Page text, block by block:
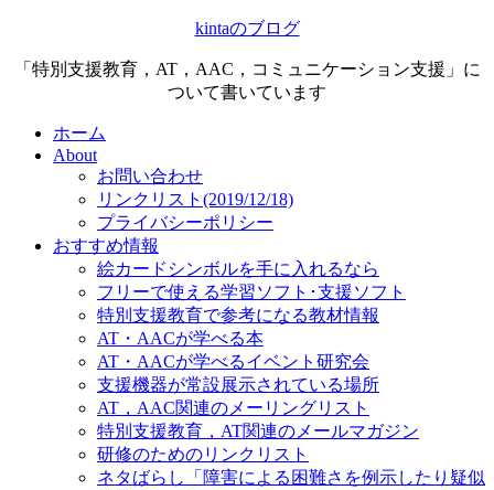
kintaのブログ
「特別支援教育，AT，AAC，コミュニケーション支援」に
ついて書いています
ホーム
About
お問い合わせ
リンクリスト(2019/12/18)
プライバシーポリシー
おすすめ情報
絵カードシンボルを手に入れるなら
フリーで使える学習ソフト･支援ソフト
特別支援教育で参考になる教材情報
AT・AACが学べる本
AT・AACが学べるイベント研究会
支援機器が常設展示されている場所
AT，AAC関連のメーリングリスト
特別支援教育，AT関連のメールマガジン
研修のためのリンクリスト
ネタばらし「障害による困難さを例示したり疑似